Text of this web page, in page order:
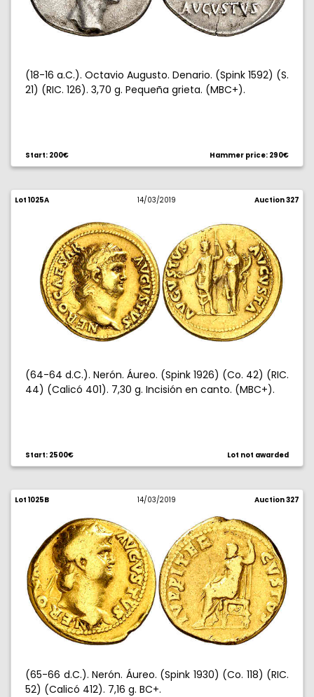
(18-16 a.C.). Octavio Augusto. Denario. (Spink 1592) (S.
21) (RIC. 126). 3,70 g. Pequeña grieta. (MBC+).
Start: 200€ Hammer price: 290€
Lot 1025A 14/03/2019 Auction 327
(64-64 d.C.). Nerón. Áureo. (Spink 1926) (Co. 42) (RIC.
44) (Calicó 401). 7,30 g. Incisión en canto. (MBC+).
Start: 2500€ Lot not awarded
Lot 1025B 14/03/2019 Auction 327
(65-66 d.C.). Nerón. Áureo. (Spink 1930) (Co. 118) (RIC.
52) (Calicó 412). 7,16 g. BC+.